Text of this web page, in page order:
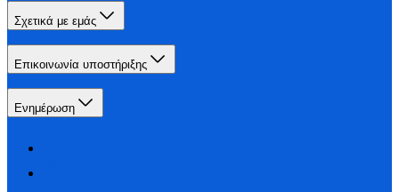
Σχετικά με εμάς
Επικοινωνία υποστήριξης
Ενημέρωση